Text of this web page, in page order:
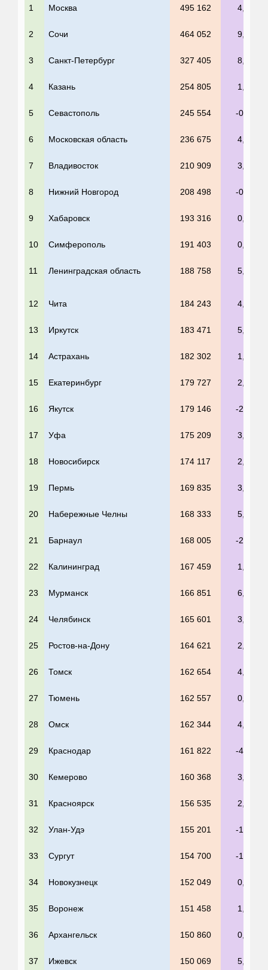
1 Москва 495 162 4,1%
2 Сочи 464 052 9,6%
3 Санкт-Петербург 327 405 8,0%
4 Казань 254 805 1,7%
5 Севастополь 245 554 -0,1%
6 Московская область 236 675 4,8%
7 Владивосток 210 909 3,1%
8 Нижний Новгород 208 498 -0,5%
9 Хабаровск 193 316 0,3%
10 Симферополь 191 403 0,5%
11 Ленинградская область 188 758 5,7%
12 Чита 184 243 4,6%
13 Иркутск 183 471 5,7%
14 Астрахань 182 302 1,6%
15 Екатеринбург 179 727 2,3%
16 Якутск 179 146 -2,2%
17 Уфа 175 209 3,1%
18 Новосибирск 174 117 2,1%
19 Пермь 169 835 3,1%
20 Набережные Челны 168 333 5,4%
21 Барнаул 168 005 -2,5%
22 Калининград 167 459 1,6%
23 Мурманск 166 851 6,6%
24 Челябинск 165 601 3,0%
25 Ростов-на-Дону 164 621 2,8%
26 Томск 162 654 4,0%
27 Тюмень 162 557 0,9%
28 Омск 162 344 4,1%
29 Краснодар 161 822 -4,1%
30 Кемерово 160 368 3,8%
31 Красноярск 156 535 2,4%
32 Улан-Удэ 155 201 -1,8%
33 Сургут 154 700 -1,8%
34 Новокузнецк 152 049 0,4%
35 Воронеж 151 458 1,6%
36 Архангельск 150 860 0,8%
37 Ижевск 150 069 5,3%